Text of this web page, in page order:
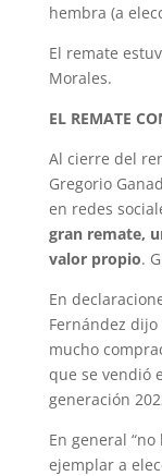
hembra (a
El remate
Morales.
EL REMATE
Al cierre del
Gregorio
en redes
gran remate,
valor propio.
En
Fernández dijo
mucho
que se vendió
generación
En general
ejemplar a